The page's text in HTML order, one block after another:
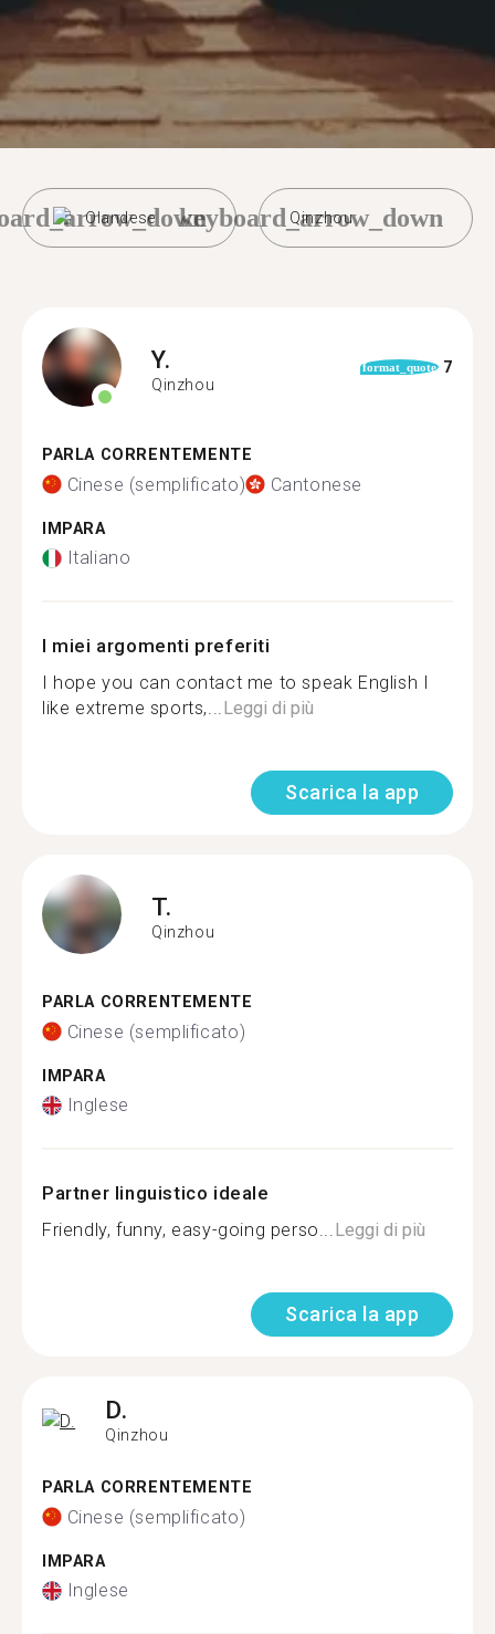
Olandese Qinzhou
keyboard_arrow_down
Y.
Qinzhou
format_quote 7
PARLA CORRENTEMENTE
Cinese (semplificato) Cantonese
IMPARA
Italiano
I miei argomenti preferiti
I hope you can contact me to speak English I
like extreme sports,...Leggi di più
Scarica la app
T.
Qinzhou
PARLA CORRENTEMENTE
Cinese (semplificato)
IMPARA
Inglese
Partner linguistico ideale
Friendly, funny, easy-going perso...Leggi di più
Scarica la app
D.
Qinzhou
PARLA CORRENTEMENTE
Cinese (semplificato)
IMPARA
Inglese